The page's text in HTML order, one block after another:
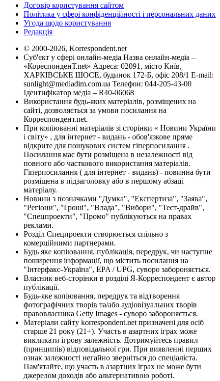
Договір користування сайтом
Політика у сфері конфіденційності і персональних даних
Угода щодо користування
Редакція
© 2000-2026, Korrespondent.net
Суб'єкт у сфері онлайн-медіа Назва онлайн-медіа –
«КореспонденТ.net» Адреса: 02091, місто Київ,
ХАРКІВСЬКЕ ШОСЕ, будинок 172-Б, офіс 208/1 E-mail:
sunlight@mediadim.com.ua Телефон: 044-205-43-00
Ідентифікатор медіа – R40-06068
Використання будь-яких матеріалів, розміщених на
сайті, дозволяється за умови посилання на
Корреспондент.net.
При копіюванні матеріалів зі сторінки « Новини України
і світу» , для інтернет - видань - обов'язкове пряме
відкрите для пошукових систем гіперпосилання .
Посилання має бути розміщена в незалежності від
повного або часткового використання матеріалів.
Гіперпосилання ( для інтернет - видань) - повинна бути
розміщена в підзаголовку або в першому абзаці
матеріалу.
Новини з позначками "Думка", "Експертиза", "Заява",
"Регіони", "Гроші", "Влада", "Вибори", "Тест-драйв",
"Спецпроекти", "Промо" публікуються на правах
реклами.
Розділ Спецпроекти створюється спільно з
комерційними партнерами.
Будь яке копіювання, публікація, передрук, чи наступне
поширення інформації, що містить посилання на
"Інтерфакс-Україна", EPA / UPG, суворо забороняється.
Власник веб-сторінки в розділі Я-Корреспондент є автор
публікації.
Будь-яке копіювання, передрук та відтворення
фотографічних творів та/або аудіовізуальних творів
правовласника Getty Images - суворо забороняється.
Матеріали сайту korrespondent.net призначені для осіб
старше 21 року (21+). Участь в азартних іграх може
викликати ігрову залежність. Дотримуйтесь правил
(принципів) відповідальної гри. При виявленні перших
ознак залежності негайно зверніться до спеціаліста.
Пам'ятайте, що участь в азартних іграх не може бути
джерелом доходів або альтернативою роботі.